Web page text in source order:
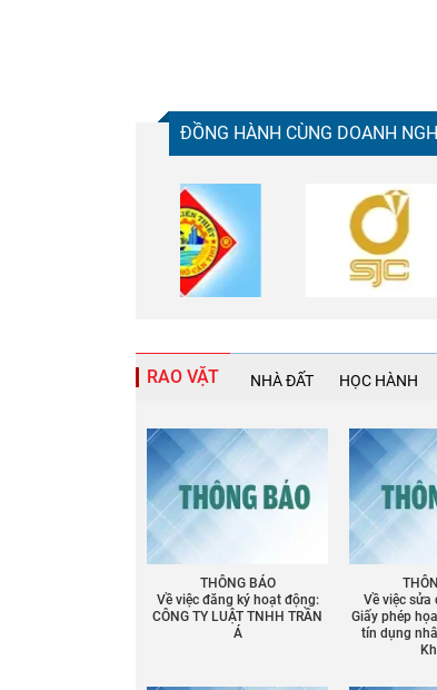
ĐỒNG HÀNH CÙNG DOANH
RAO VẶT NHÀ ĐẤT HỌC HÀNH
THÔNG BÁO
Về việc đăng ký hoạt động:
CÔNG TY LUẬT TNHH TRẦN
Á
Về việc
Giấy phép
tín dụng